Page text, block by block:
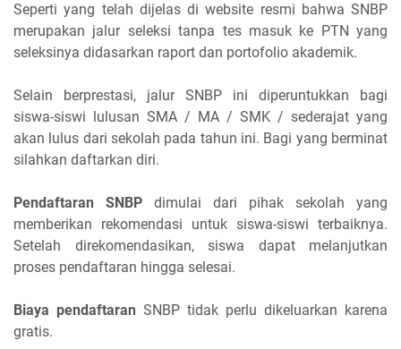
Seperti yang telah dijelas di website resmi bahwa SNBP
merupakan jalur seleksi tanpa tes masuk ke PTN yang
seleksinya didasarkan raport dan portofolio akademik.
Selain berprestasi, jalur SNBP ini diperuntukkan bagi
siswa-siswi lulusan SMA / MA / SMK / sederajat yang
akan lulus dari sekolah pada tahun ini. Bagi yang berminat
silahkan daftarkan diri.
Pendaftaran SNBP dimulai dari pihak sekolah yang
memberikan rekomendasi untuk siswa-siswi terbaiknya.
Setelah direkomendasikan, siswa dapat melanjutkan
proses pendaftaran hingga selesai.
Biaya pendaftaran SNBP tidak perlu dikeluarkan karena
gratis.